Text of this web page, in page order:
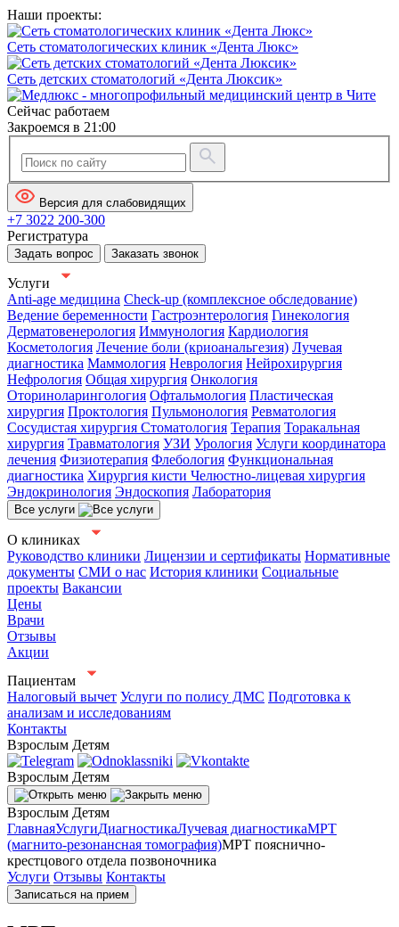
Наши проекты:
Сеть стоматологических клиник «Дента Люкс»
Сеть детских стоматологий «Дента Люксик»
Сейчас работаем
Закроемся в 21:00
Версия для слабовидящих
+7 3022 200-300
Регистратура
Задать вопрос Заказать звонок
Услуги
Anti-age медицина Check-up (комплексное обследование)
Ведение беременности Гастроэнтерология Гинекология
Дерматовенерология Иммунология Кардиология
Косметология Лечение боли (криоанальгезия) Лучевая
диагностика Маммология Неврология Нейрохирургия
Нефрология Общая хирургия Онкология
Оториноларингология Офтальмология Пластическая
хирургия Проктология Пульмонология Ревматология
Сосудистая хирургия Стоматология Терапия Торакальная
хирургия Травматология УЗИ Урология Услуги координатора
лечения Физиотерапия Флебология Функциональная
диагностика Хирургия кисти Челюстно-лицевая хирургия
Эндокринология Эндоскопия Лаборатория
Все услуги
О клиниках
Руководство клиники Лицензии и сертификаты Нормативные
документы СМИ о нас История клиники Социальные
проекты Вакансии
Цены
Врачи
Отзывы
Акции
Пациентам
Налоговый вычет Услуги по полису ДМС Подготовка к
анализам и исследованиям
Контакты
Взрослым Детям
Взрослым Детям
Взрослым Детям
ГлавнаяУслугиДиагностикаЛучевая диагностикаМРТ
(магнито-резонансная томография)МРТ пояснично-
крестцового отдела позвоночника
Услуги Отзывы Контакты
Записаться на прием